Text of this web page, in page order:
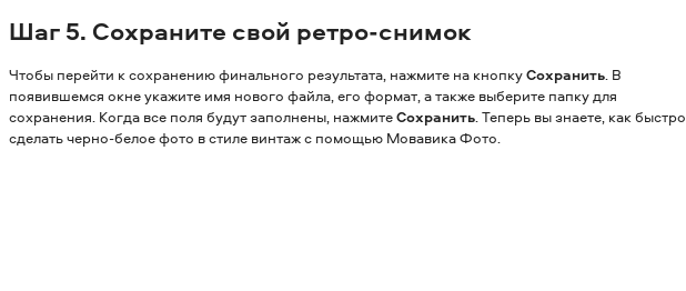
Шаг 5. Сохраните свой ретро-снимок
Чтобы перейти к сохранению финального результата, нажмите на кнопкуСохранить. В
появившемся окне укажите имя нового файла, его формат, а также выберите папку для
сохранения. Когда все поля будут заполнены, нажмитеСохранить. Теперь вы знаете, как быстро
сделать черно-белое фото в стиле винтаж с помощью Мовавика Фото.